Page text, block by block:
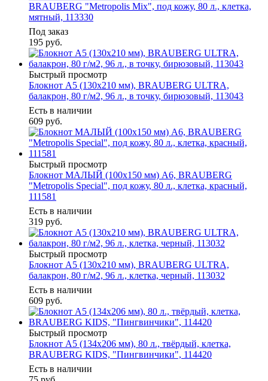
BRAUBERG "Metropolis Mix", под кожу, 80 л., клетка,
мятный, 113330
Под заказ
195 руб.
Быстрый просмотр
Блокнот А5 (130х210 мм), BRAUBERG ULTRA,
балакрон, 80 г/м2, 96 л., в точку, бирюзовый, 113043
Есть в наличии
609 руб.
Быстрый просмотр
Блокнот МАЛЫЙ (100x150 мм) А6, BRAUBERG
"Metropolis Special", под кожу, 80 л., клетка, красный,
111581
Есть в наличии
319 руб.
Быстрый просмотр
Блокнот А5 (130х210 мм), BRAUBERG ULTRA,
балакрон, 80 г/м2, 96 л., клетка, черный, 113032
Есть в наличии
609 руб.
Быстрый просмотр
Блокнот А5 (134х206 мм), 80 л., твёрдый, клетка,
BRAUBERG KIDS, "Пингвинчики", 114420
Есть в наличии